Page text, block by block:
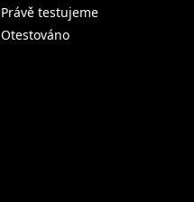
Právě testujeme
Otestováno